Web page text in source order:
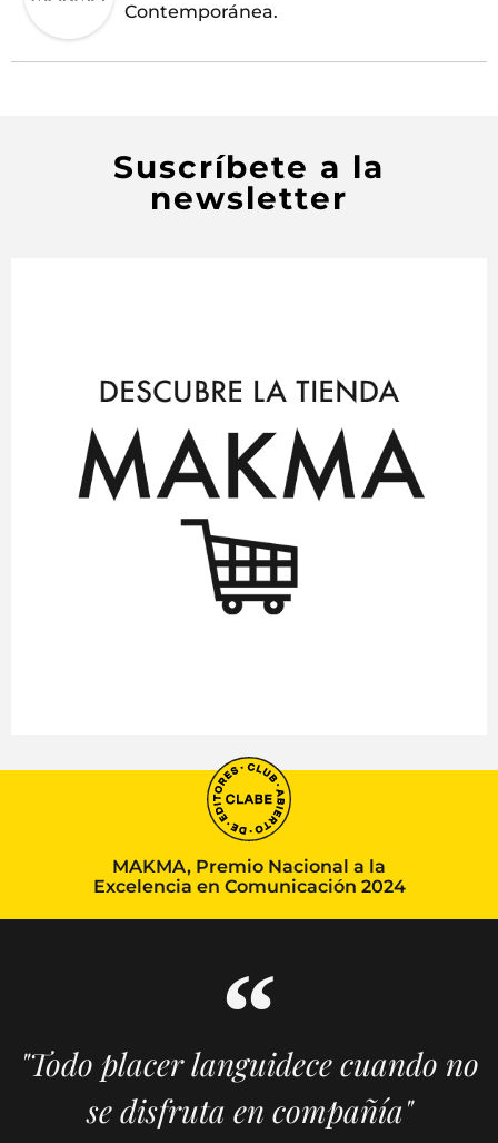
Contemporánea.
Suscríbete a la
newsletter
MAKMA, Premio Nacional a la
Excelencia en Comunicación 2024
"Todo placer languidece cuando no
se disfruta en compañía"